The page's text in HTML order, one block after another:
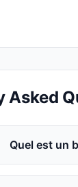
Asked
Quel est un